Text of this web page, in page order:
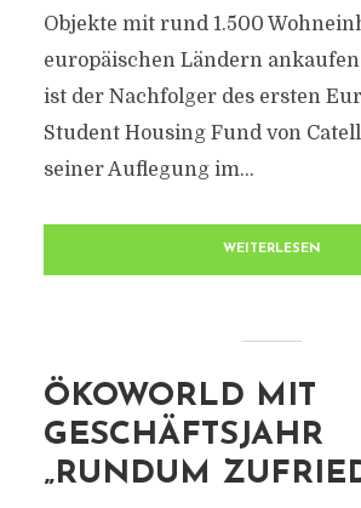
Objekte mit rund 1.500
europäischen Ländern
ist der Nachfolger des ersten
Student Housing Fund von
seiner Auflegung im...
WEITERLESEN
ÖKOWORLD MIT
GESCHÄFTSJAHR
„RUNDUM